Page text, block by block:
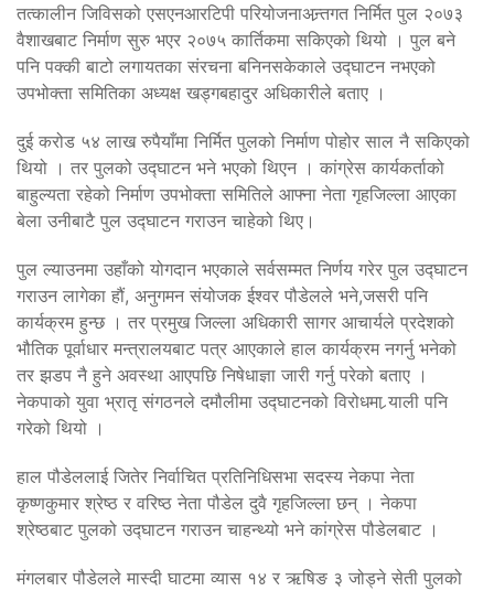
तत्कालीन जिविसको एसएनआरटिपी परियोजनाअन्र्तगत निर्मित पुल २०७३
वैशाखबाट निर्माण सुरु भएर २०७५ कार्तिकमा सकिएको थियो । पुल बने
पनि पक्की बाटो लगायतका संरचना बनिनसकेकाले उद्घाटन नभएको
उपभोक्ता समितिका अध्यक्ष खड्गबहादुर अधिकारीले बताए ।
दुई करोड ५४ लाख रुपैयाँमा निर्मित पुलको निर्माण पोहोर साल नै सकिएको
थियो । तर पुलको उद्घाटन भने भएको थिएन । कांग्रेस कार्यकर्ताको
बाहुल्यता रहेको निर्माण उपभोक्ता समितिले आफ्ना नेता गृहजिल्ला आएका
बेला उनीबाटै पुल उद्घाटन गराउन चाहेको थिए।
पुल ल्याउनमा उहाँको योगदान भएकाले सर्वसम्मत निर्णय गरेर पुल उद्घाटन
गराउन लागेका हौं, अनुगमन संयोजक ईश्वर पौडेलले भने,जसरी पनि
कार्यक्रम हुन्छ । तर प्रमुख जिल्ला अधिकारी सागर आचार्यले प्रदेशको
भौतिक पूर्वाधार मन्त्रालयबाट पत्र आएकाले हाल कार्यक्रम नगर्नु भनेको
तर झडप नै हुने अवस्था आएपछि निषेधाज्ञा जारी गर्नु परेको बताए ।
नेकपाको युवा भ्रातृ संगठनले दमौलीमा उद्घाटनको विरोधमा र्‍याली पनि
गरेको थियो ।
हाल पौडेललाई जितेर निर्वाचित प्रतिनिधि‍सभा सदस्य नेकपा नेता
कृष्णकुमार श्रेष्ठ र वरिष्ठ नेता पौडेल दुवै गृहजिल्ला छन् । नेकपा
श्रेष्ठबाट पुलको उद्घाटन गराउन चाहन्थ्यो भने कांग्रेस पौडेलबाट ।
मंगलबार पौडेलले मास्दी घाटमा व्यास १४ र ऋषिङ ३ जोड्ने सेती पुलको